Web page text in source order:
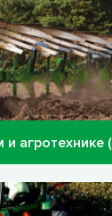
агротехнике